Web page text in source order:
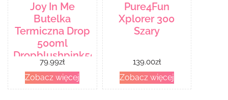
Joy In Me
Butelka
Termiczna Drop
500ml
Dropblushpink500
79.99zł
Zobacz więcej
Pure4Fun
Xplorer 300
Szary
139.00zł
Zobacz więcej